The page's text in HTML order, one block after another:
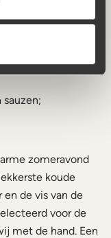
van de vishandel;
sauzen;
zomeravond
koude
en de vis van de
voor de
met de hand. Een